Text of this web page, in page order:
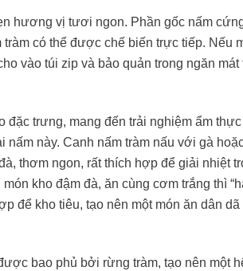
hương vị tươi ngon. Phần gốc nấm
có thể được chế biến trực tiếp. Nếu
vào túi zip và bảo quản trong ngăn mát
trưng, mang đến trải nghiệm ẩm thực
này. Canh nấm tràm nấu với gà
thơm ngon, rất thích hợp để giải nhiệt
kho đậm đà, ăn cùng cơm trắng thì
để kho tiêu, tạo nên một món ăn dân dã
bao phủ bởi rừng tràm, tạo nên một